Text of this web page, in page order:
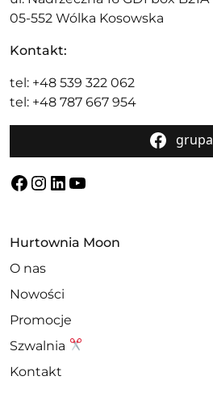
05-552 Wólka Kosowska
Kontakt:
tel: +48 539 322 062
tel: +48 787 667 954
grupa
Facebook
Instagram
LinkedIn
YouTube
Hurtownia Moon
O nas
Nowości
Promocje
Szwalnia
Kontakt